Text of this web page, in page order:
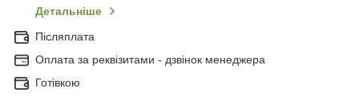
Детальніше
Післяплата
Оплата за реквізитами - дзвінок менеджера
Готівкою